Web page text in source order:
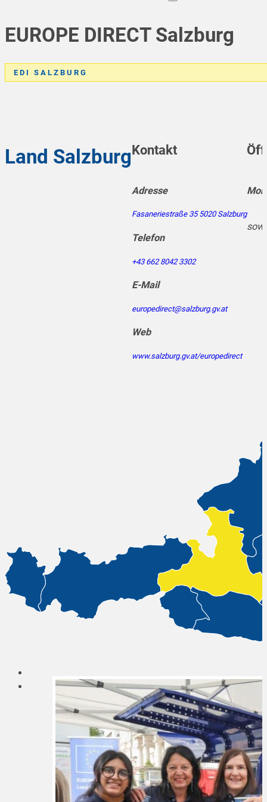
EUROPE DIRECT Salzburg
EDI SALZBURG
Land SalzburgKontakt
Adresse
Fasaneriestraße 35 5020 Salzburg
Telefon
+43 662 8042 3302
E-Mail
europedirect@salzburg.gv.at
Web
www.salzburg.gv.at/europedirect